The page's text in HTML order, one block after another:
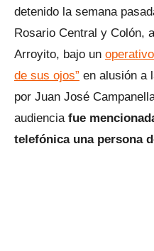
detenido la semana
Rosario Central y Colón,
Arroyito, bajo un
de sus ojos” en alusión a
por Juan José
audienciafue
telefónica una persona